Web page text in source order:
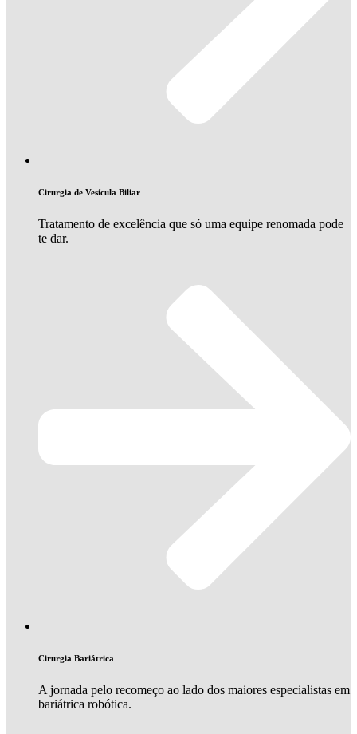
Cirurgia de Vesícula Biliar
Tratamento de excelência que só uma equipe renomada pode
te dar.
Cirurgia Bariátrica
A jornada pelo recomeço ao lado dos maiores especialistas em
bariátrica robótica.